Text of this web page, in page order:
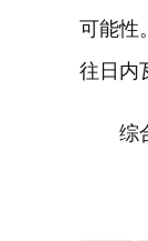
可能性
往日内
综